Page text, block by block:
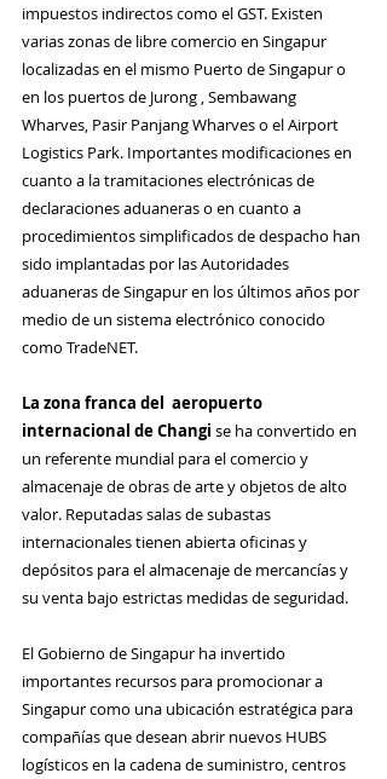
impuestos indirectos como el GST. Existen
varias zonas de libre comercio en Singapur
localizadas en el mismo Puerto de Singapur o
en los puertos de Jurong , Sembawang
Wharves, Pasir Panjang Wharves o el Airport
Logistics Park. Importantes modificaciones en
cuanto a la tramitaciones electrónicas de
declaraciones aduaneras o en cuanto a
procedimientos simplificados de despacho han
sido implantadas por las Autoridades
aduaneras de Singapur en los últimos años por
medio de un sistema electrónico conocido
como TradeNET.
La zona franca del  aeropuerto
internacional de Changi se ha convertido en
un referente mundial para el comercio y
almacenaje de obras de arte y objetos de alto
valor. Reputadas salas de subastas
internacionales tienen abierta oficinas y
depósitos para el almacenaje de mercancías y
su venta bajo estrictas medidas de seguridad.
El Gobierno de Singapur ha invertido
importantes recursos para promocionar a
Singapur como una ubicación estratégica para
compañías que desean abrir nuevos HUBS
logísticos en la cadena de suministro, centros